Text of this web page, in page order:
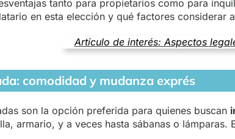
tanto para propietarios como para
en esta elección y qué factores considerar
Artículo de interés: Aspectos
comodidad y mudanza exprés
son la opción preferida para quienes buscan
armario, y a veces hasta sábanas o lámparas.